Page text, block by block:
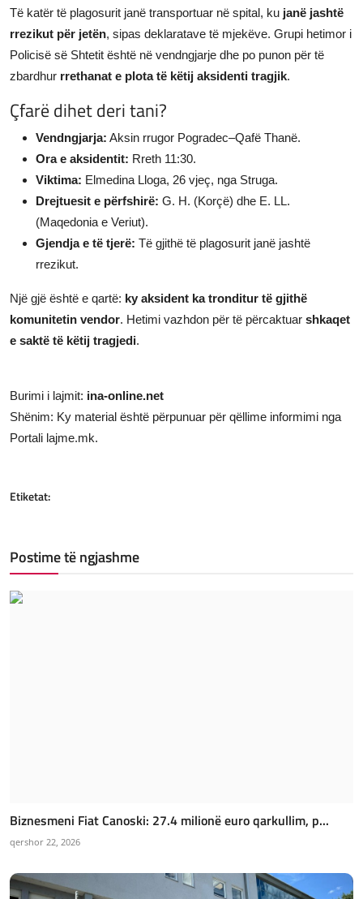
Të katër të plagosurit janë transportuar në spital, ku janë jashtë
rrezikut për jetën, sipas deklaratave të mjekëve. Grupi hetimor i
Policisë së Shtetit është në vendngjarje dhe po punon për të
zbardhur rrethanat e plota të këtij aksidenti tragjik.
Çfarë dihet deri tani?
Vendngjarja: Aksin rrugor Pogradec–Qafë Thanë.
Ora e aksidentit: Rreth 11:30.
Viktima: Elmedina Lloga, 26 vjeç, nga Struga.
Drejtuesit e përfshirë: G. H. (Korçë) dhe E. LL.
(Maqedonia e Veriut).
Gjendja e të tjerë: Të gjithë të plagosurit janë jashtë
rrezikut.
Një gjë është e qartë: ky aksident ka tronditur të gjithë
komunitetin vendor. Hetimi vazhdon për të përcaktuar shkaqet
e saktë të këtij tragjedi.
Burimi i lajmit: ina-online.net
Shënim: Ky material është përpunuar për qëllime informimi nga
Portali lajme.mk.
Etiketat:
Postime të ngjashme
Biznesmeni Fiat Canoski: 27.4 milionë euro qarkullim, p...
qershor 22, 2026